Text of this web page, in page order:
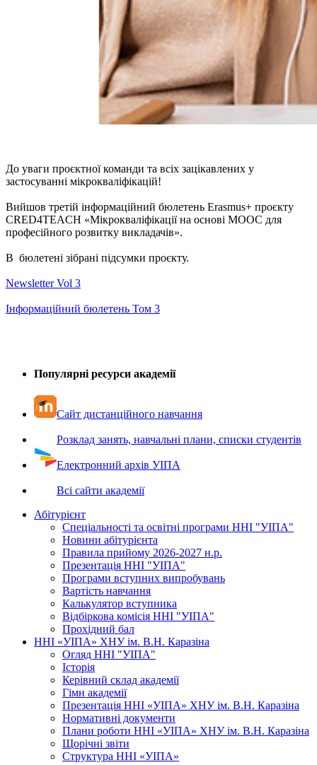
До уваги проєктної команди та всіх зацікавлених у
застосуванні мікрокваліфікацій!
Вийшов третій інформаційний бюлетень Erasmus+ проєкту
CRED4TEACH «Мікрокваліфікації на основі MООС для
професійного розвитку викладачів».
В бюлетені зібрані підсумки проєкту.
Newsletter Vol 3
Інформаційний бюлетень Том 3
Популярні ресурси академії
Сайт дистанційного навчання
Розклад занять, навчальні плани, списки студентів
Електронний архів УІПА
Всі сайти академії
Абітурієнт
Спеціальності та освітні програми ННІ "УІПА"
Новини абітурієнта
Правила прийому 2026-2027 н.р.
Презентація ННІ "УІПА"
Програми вступних випробувань
Вартість навчання
Калькулятор вступника
Відбіркова комісія ННІ "УІПА"
Прохідний бал
ННІ «УІПА» ХНУ ім. В.Н. Каразіна
Огляд ННІ "УІПА"
Історія
Керівний склад академії
Гімн академії
Презентація ННІ «УІПА» ХНУ ім. В.Н. Каразіна
Нормативні документи
Плани роботи ННІ «УІПА» ХНУ ім. В.Н. Каразіна
Щорічні звіти
Структура ННІ «УІПА»